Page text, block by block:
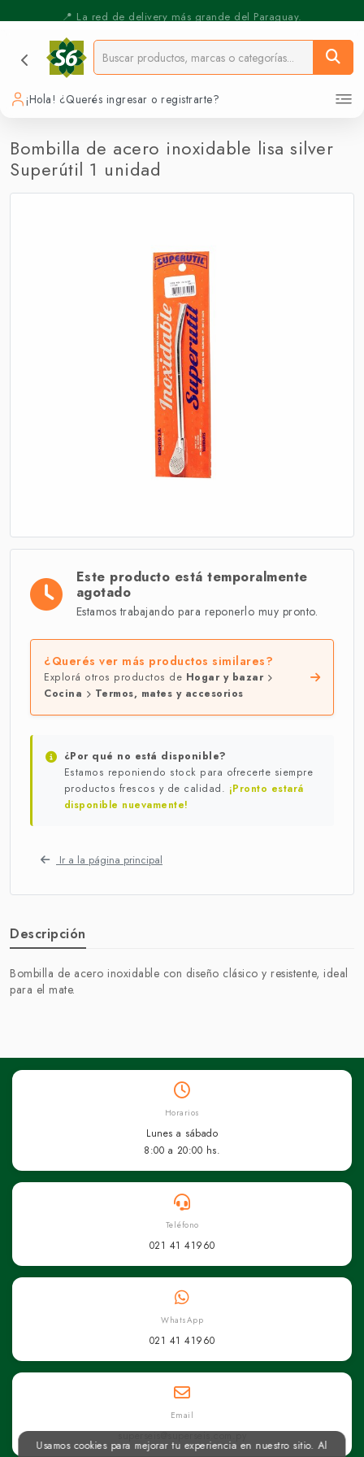
📍 La red de delivery más grande del Paraguay.
⚡️ Pickup Express - Retirás en 30 min.
¡Hola! ¿Querés ingresar o registrarte?
Bombilla de acero inoxidable lisa silver
Superútil 1 unidad
Este producto está temporalmente
agotado
Estamos trabajando para reponerlo muy pronto.
¿Querés ver más productos similares?
Explorá otros productos de Hogar y bazar
Cocina
Termos, mates y accesorios
¿Por qué no está disponible?
Estamos reponiendo stock para ofrecerte siempre
productos frescos y de calidad. ¡Pronto estará
disponible nuevamente!
Ir a la página principal
Descripción
Bombilla de acero inoxidable con diseño clásico y resistente, ideal
para el mate.
Horarios
Lunes a sábado
8:00 a 20:00 hs.
Teléfono
021 41 41960
WhatsApp
021 41 41960
Email
superseis@superseis.com.py
Usamos cookies para mejorar tu experiencia en nuestro sitio. Al